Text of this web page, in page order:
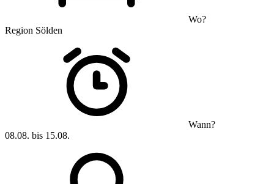
Wo?
Region Sölden
Wann?
08.08. bis 15.08.